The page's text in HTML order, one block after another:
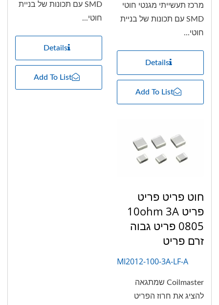
מרכז תעשייתי מגנטי חוטי
SMD עם תכונות של בניית
חוטי...
Details
Add To List
SMD עם תכונות של בניית
חוטי...
Details
Add To List
חוט פריט פריט
פריט 10ohm 3A
0805 פריט גבוה
זרם פריט
MI2012-100-3A-LF-A
Coilmaster שמתגאה
להציג את חרוז הפריט